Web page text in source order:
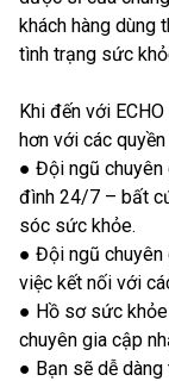
khách hàng dùng
tình trạng sức
Khi đến với
hơn với các
● Đội ngũ chuyên
đình 24/7 – bất
sóc sức khỏe.
● Đội ngũ chuyên
việc kết nối với
● Hồ sơ sức
chuyên gia cập
● Bạn sẽ dễ